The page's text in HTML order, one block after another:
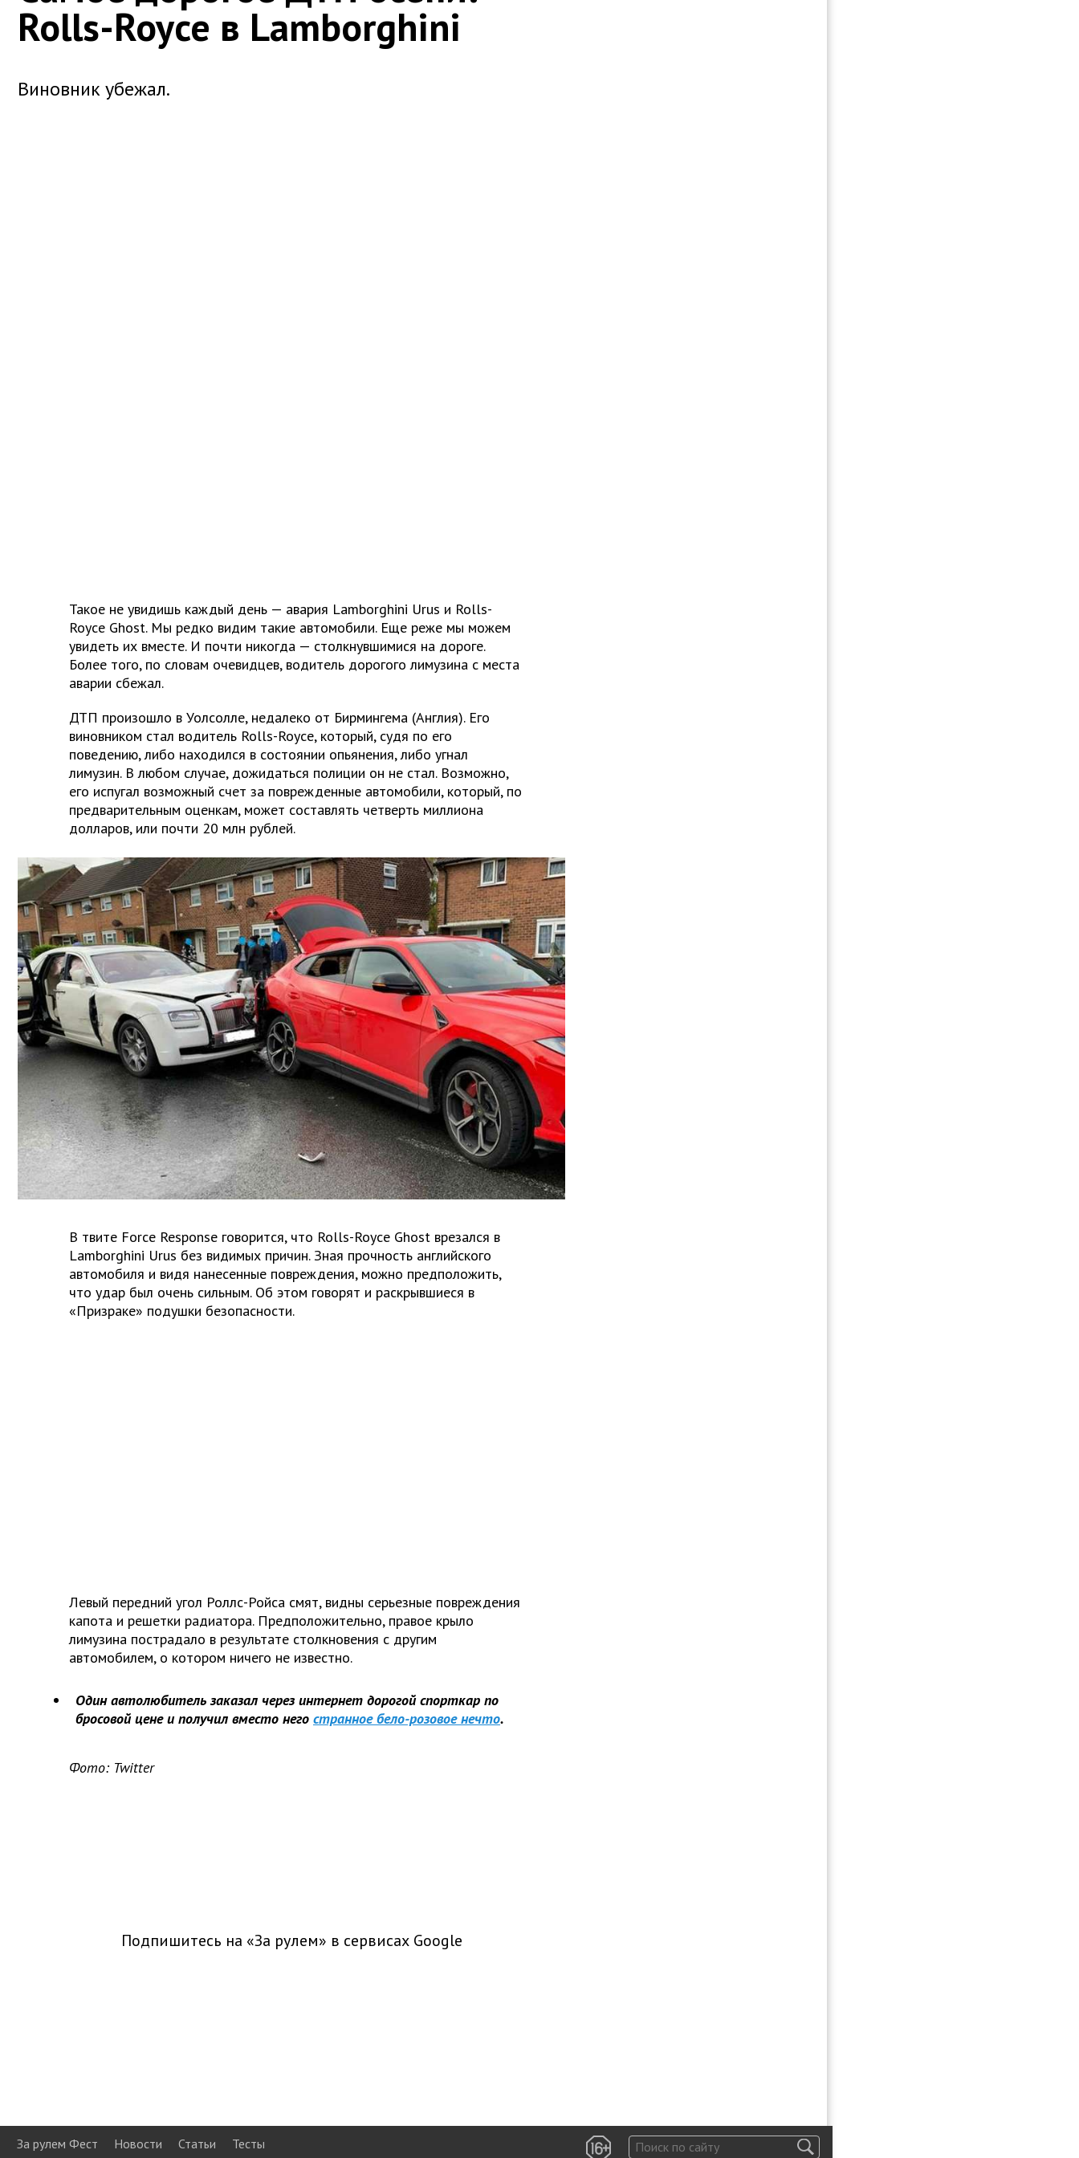
Rolls-Royce в Lamborghini
Виновник убежал.
Такое не увидишь каждый день — авария Lamborghini Urus и Rolls-
Royce Ghost. Мы редко видим такие автомобили. Еще реже мы можем
увидеть их вместе. И почти никогда — столкнувшимися на дороге.
Более того, по словам очевидцев, водитель дорогого лимузина с места
аварии сбежал.
ДТП произошло в Уолсолле, недалеко от Бирмингема (Англия). Его
виновником стал водитель Rolls-Royce, который, судя по его
поведению, либо находился в состоянии опьянения, либо угнал
лимузин. В любом случае, дожидаться полиции он не стал. Возможно,
его испугал возможный счет за поврежденные автомобили, который, по
предварительным оценкам, может составлять четверть миллиона
долларов, или почти 20 млн рублей.
В твите Force Response говорится, что Rolls-Royce Ghost врезался в
Lamborghini Urus без видимых причин. Зная прочность английского
автомобиля и видя нанесенные повреждения, можно предположить,
что удар был очень сильным. Об этом говорят и раскрывшиеся в
«Призраке» подушки безопасности.
Левый передний угол Роллс-Ройса смят, видны серьезные повреждения
капота и решетки радиатора. Предположительно, правое крыло
лимузина пострадало в результате столкновения с другим
автомобилем, о котором ничего не известно.
Один автолюбитель заказал через интернет дорогой спорткар по
бросовой цене и получил вместо него странное бело-розовое нечто.
Фото: Twitter
Подпишитесь на «За рулем» в сервисах Google
За рулем Фест Новости Статьи Тесты